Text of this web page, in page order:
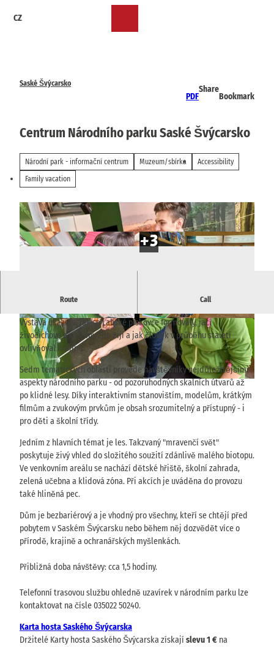
CZ
Saské Švýcarsko
PDF
Share
Bookmark
Centrum Národního parku Saské Švýcarsko
Národní park - informační centrum Muzeum/sbírka
Accessibility
Family vacation
© TVSSW, Anna Meurer |CC-BY-SA
© TVSSW, Anna Meurer |CC-BY-SA © viawww.saechsische-schweiz.de, Yvonne Brü
ckner |CC-BY-SA
Route Call
Návštěvnické centrum s interaktivní expozicí o přírodě a krajině
Výstava ukazuje, jak se Labské pískovce formovaly, jací
živočichové a rostliny zde žijí a jak člověk v průběhu staletí
ovlivňoval krajinu.
Sedm tematických oblastí provede návštěvníky nejdůležitějšími
aspekty národního parku - od pozoruhodných skalních útvarů až
po klidné lesy. Díky interaktivním stanovištím, modelům, krátkým
filmům a zvukovým prvkům je obsah srozumitelný a přístupný - i
pro děti a školní třídy.
Jedním z hlavních témat je les. Takzvaný "mravenčí svět"
poskytuje živý vhled do složitého soužití zdánlivě malého biotopu.
Ve venkovním areálu se nachází dětské hřiště, školní zahrada,
zelená učebna a klidová zóna. Při akcích je uváděna do provozu
také hliněná pec.
Dům je bezbariérový a je vhodný pro všechny, kteří se chtějí před
pobytem v Saském Švýcarsku nebo během něj dozvědět více o
přírodě, krajině a ochranářských myšlenkách.
Přibližná doba návštěvy: cca 1,5 hodiny.
Telefonní trasovou službu ohledně uzavírek v národním parku lze
kontaktovat na čísle 035022 50240.
Karta hosta Saského Švýcarska
Držitelé Karty hosta Saského Švýcarska získají slevu 1 € na